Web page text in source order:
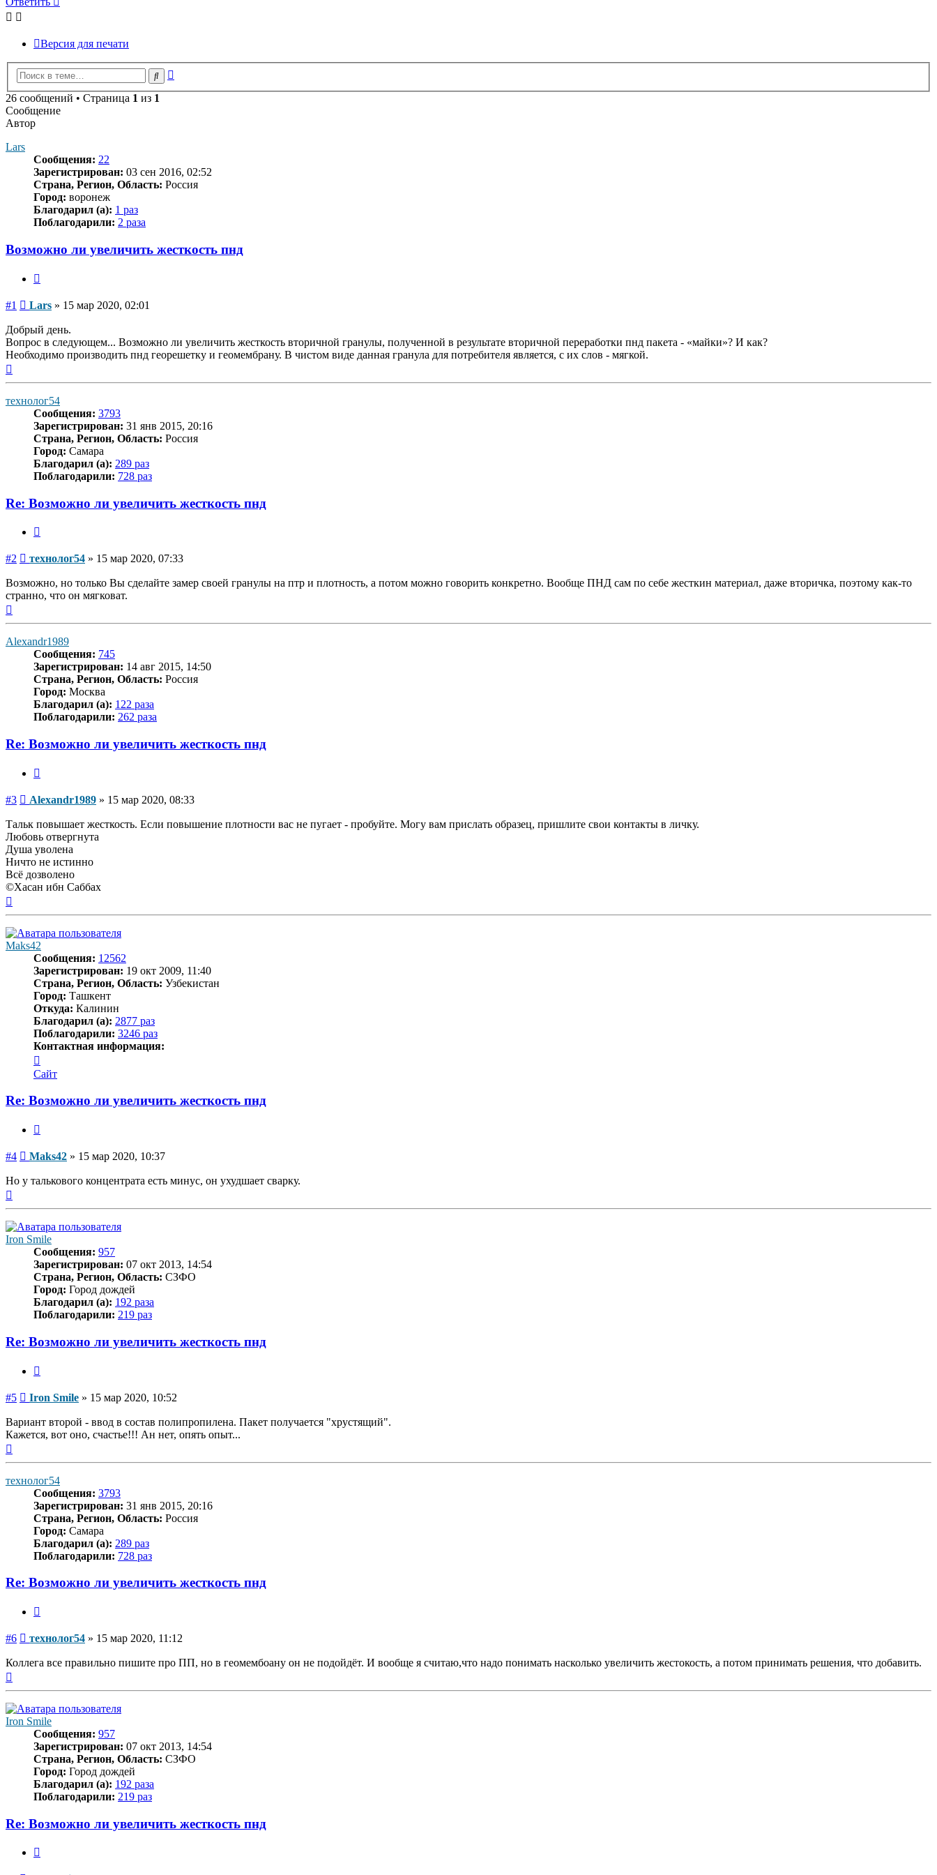
Версия для печати
Поиск
26 сообщений • Страница 1 из 1
Сообщение
Автор
Lars
Сообщения: 22
Зарегистрирован: 03 сен 2016, 02:52
Страна, Регион, Область: Россия
Город: воронеж
Благодарил (а): 1 раз
Поблагодарили: 2 раза
Возможно ли увеличить жесткость пнд
#1 Сообщение
Lars » 15 мар 2020, 02:01
Добрый день.
Вопрос в следующем... Возможно ли увеличить жесткость вторичной гранулы, полученной в результате вторичной переработки пнд пакета - «майки»? И как?
Необходимо производить пнд георешетку и геомембрану. В чистом виде данная гранула для потребителя является, с их слов - мягкой.
технолог54
Сообщения: 3793
Зарегистрирован: 31 янв 2015, 20:16
Страна, Регион, Область: Россия
Город: Самара
Благодарил (а): 289 раз
Поблагодарили: 728 раз
Re: Возможно ли увеличить жесткость пнд
#2 Сообщение
технолог54 » 15 мар 2020, 07:33
Возможно, но только Вы сделайте замер своей гранулы на птр и плотность, а потом можно говорить конкретно. Вообще ПНД сам по себе жесткин материал, даже вторичка, поэтому как-то
странно, что он мягковат.
Alexandr1989
Сообщения: 745
Зарегистрирован: 14 авг 2015, 14:50
Страна, Регион, Область: Россия
Город: Москва
Благодарил (а): 122 раза
Поблагодарили: 262 раза
Re: Возможно ли увеличить жесткость пнд
#3 Сообщение
Alexandr1989 » 15 мар 2020, 08:33
Тальк повышает жесткость. Если повышение плотности вас не пугает - пробуйте. Могу вам прислать образец, пришлите свои контакты в личку.
Любовь отвергнута
Душа уволена
Ничто не истинно
Всё дозволено
©Хасан ибн Саббах
Maks42
Сообщения: 12562
Зарегистрирован: 19 окт 2009, 11:40
Страна, Регион, Область: Узбекистан
Город: Ташкент
Откуда: Калинин
Благодарил (а): 2877 раз
Поблагодарили: 3246 раз
Контактная информация:
информация
пользователя
Сайт
Re: Возможно ли увеличить жесткость пнд
#4 Сообщение
Maks42 » 15 мар 2020, 10:37
Но у талькового концентрата есть минус, он ухудшает сварку.
Iron Smile
Сообщения: 957
Зарегистрирован: 07 окт 2013, 14:54
Страна, Регион, Область: СЗФО
Город: Город дождей
Благодарил (а): 192 раза
Поблагодарили: 219 раз
Re: Возможно ли увеличить жесткость пнд
#5 Сообщение
Iron Smile » 15 мар 2020, 10:52
Вариант второй - ввод в состав полипропилена. Пакет получается "хрустящий".
Кажется, вот оно, счастье!!! Ан нет, опять опыт...
технолог54
Сообщения: 3793
Зарегистрирован: 31 янв 2015, 20:16
Страна, Регион, Область: Россия
Город: Самара
Благодарил (а): 289 раз
Поблагодарили: 728 раз
Re: Возможно ли увеличить жесткость пнд
#6 Сообщение
технолог54 » 15 мар 2020, 11:12
Коллега все правильно пишите про ПП, но в геомембоану он не подойдёт. И вообще я считаю,что надо понимать насколько увеличить жестокость, а потом принимать решения, что добавить.
Iron Smile
Сообщения: 957
Зарегистрирован: 07 окт 2013, 14:54
Страна, Регион, Область: СЗФО
Город: Город дождей
Благодарил (а): 192 раза
Поблагодарили: 219 раз
Re: Возможно ли увеличить жесткость пнд